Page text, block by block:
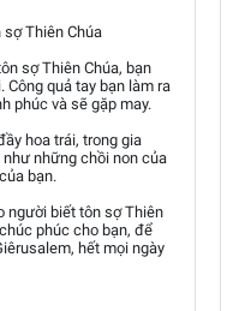
Thiên Chúa
sợ Thiên Chúa, bạn
quả tay bạn làm ra
phúc và sẽ gặp may.
hoa trái, trong gia
những chồi non của
bạn.
người biết tôn sợ Thiên
phúc cho bạn, để
hết mọi ngày